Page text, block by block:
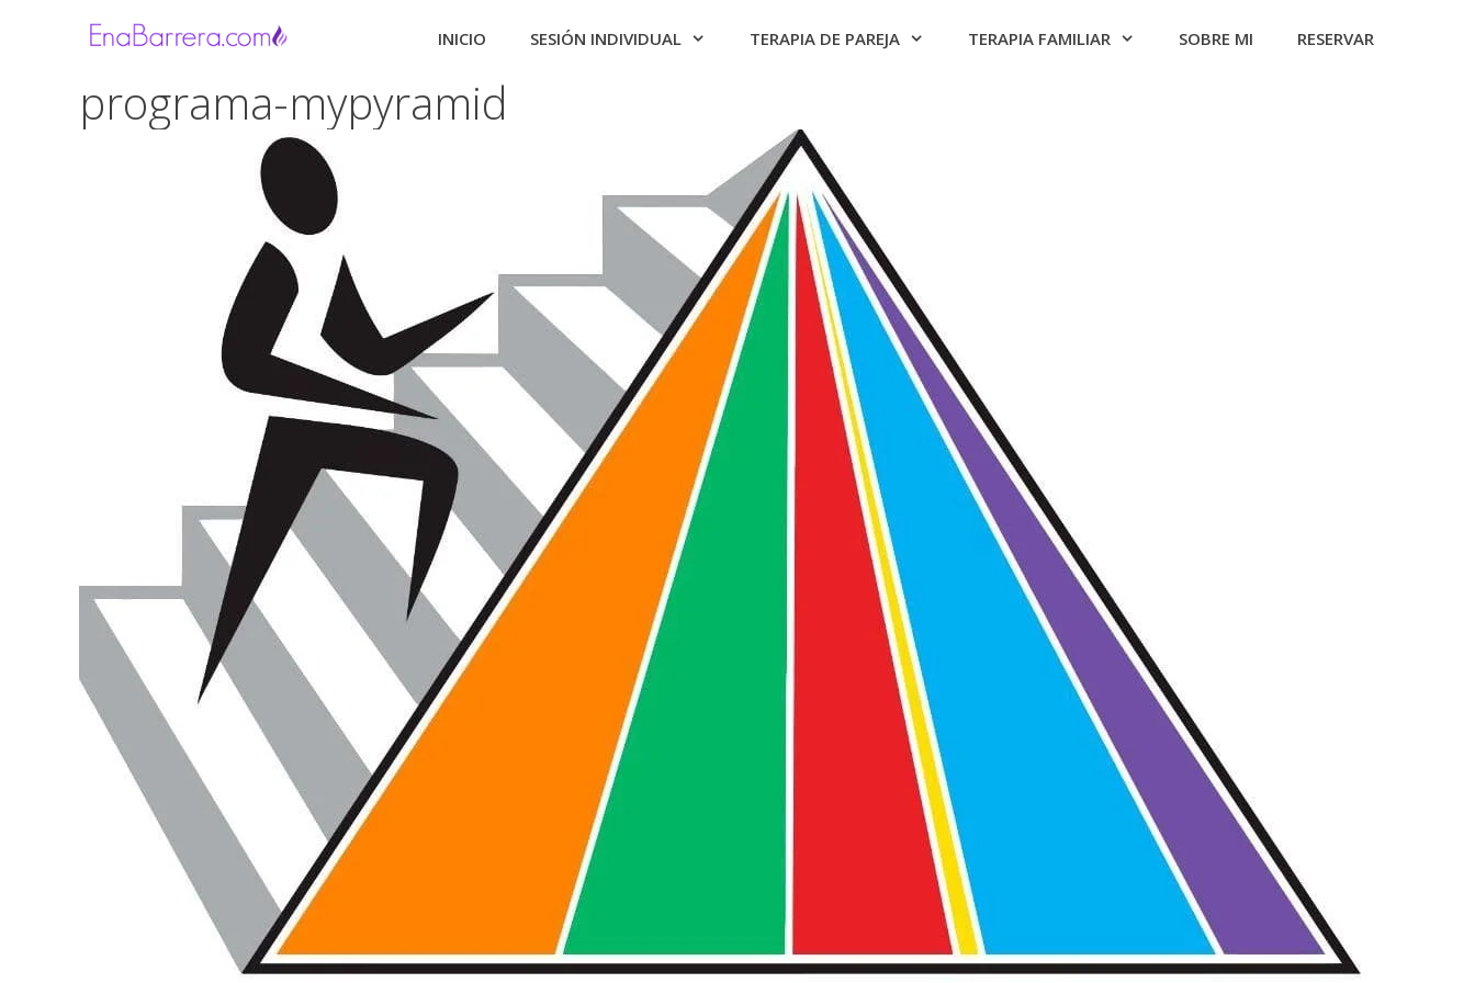
INICIO SESIÓN INDIVIDUAL TERAPIA DE PAREJA TERAPIA FAMILIAR SOBRE MI RESERVAR
programa-mypyramid